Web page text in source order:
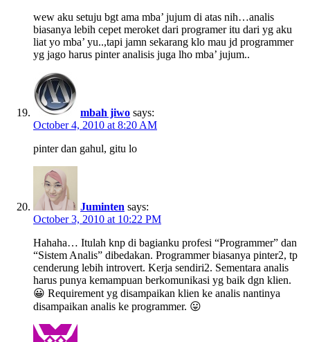
wew aku setuju bgt ama mba’ jujum di atas nih…analis
biasanya lebih cepet meroket dari programer itu dari yg aku
liat yo mba’ yu..,tapi jamn sekarang klo mau jd programmer
yg jago harus pinter analisis juga lho mba’ jujum..
mbah jiwo says:
October 4, 2010 at 8:20 AM
pinter dan gahul, gitu lo
Juminten says:
October 3, 2010 at 10:22 PM
Hahaha… Itulah knp di bagianku profesi “Programmer” dan
“Sistem Analis” dibedakan. Programmer biasanya pinter2, tp
cenderung lebih introvert. Kerja sendiri2. Sementara analis
harus punya kemampuan berkomunikasi yg baik dgn klien.
😀 Requirement yg disampaikan klien ke analis nantinya
disampaikan analis ke programmer. 😛